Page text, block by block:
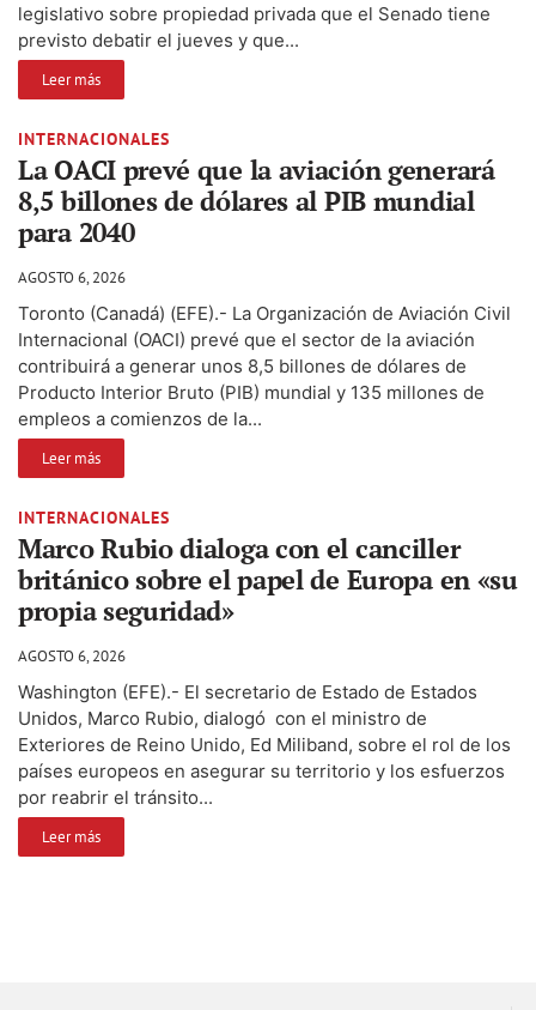
legislativo sobre propiedad privada que el Senado tiene
previsto debatir el jueves y que...
Leer más
INTERNACIONALES
La OACI prevé que la aviación generará
8,5 billones de dólares al PIB mundial
para 2040
AGOSTO 6, 2026
Toronto (Canadá) (EFE).- La Organización de Aviación Civil
Internacional (OACI) prevé que el sector de la aviación
contribuirá a generar unos 8,5 billones de dólares de
Producto Interior Bruto (PIB) mundial y 135 millones de
empleos a comienzos de la...
Leer más
INTERNACIONALES
Marco Rubio dialoga con el canciller
británico sobre el papel de Europa en «su
propia seguridad»
AGOSTO 6, 2026
Washington (EFE).- El secretario de Estado de Estados
Unidos, Marco Rubio, dialogó con el ministro de
Exteriores de Reino Unido, Ed Miliband, sobre el rol de los
países europeos en asegurar su territorio y los esfuerzos
por reabrir el tránsito...
Leer más